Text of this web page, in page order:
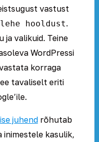
vastust
hooldust.
ja valikuid. Teine
WordPressi
korraga
tavaliselt eriti
juhendrõhutab
inimestele kasulik,